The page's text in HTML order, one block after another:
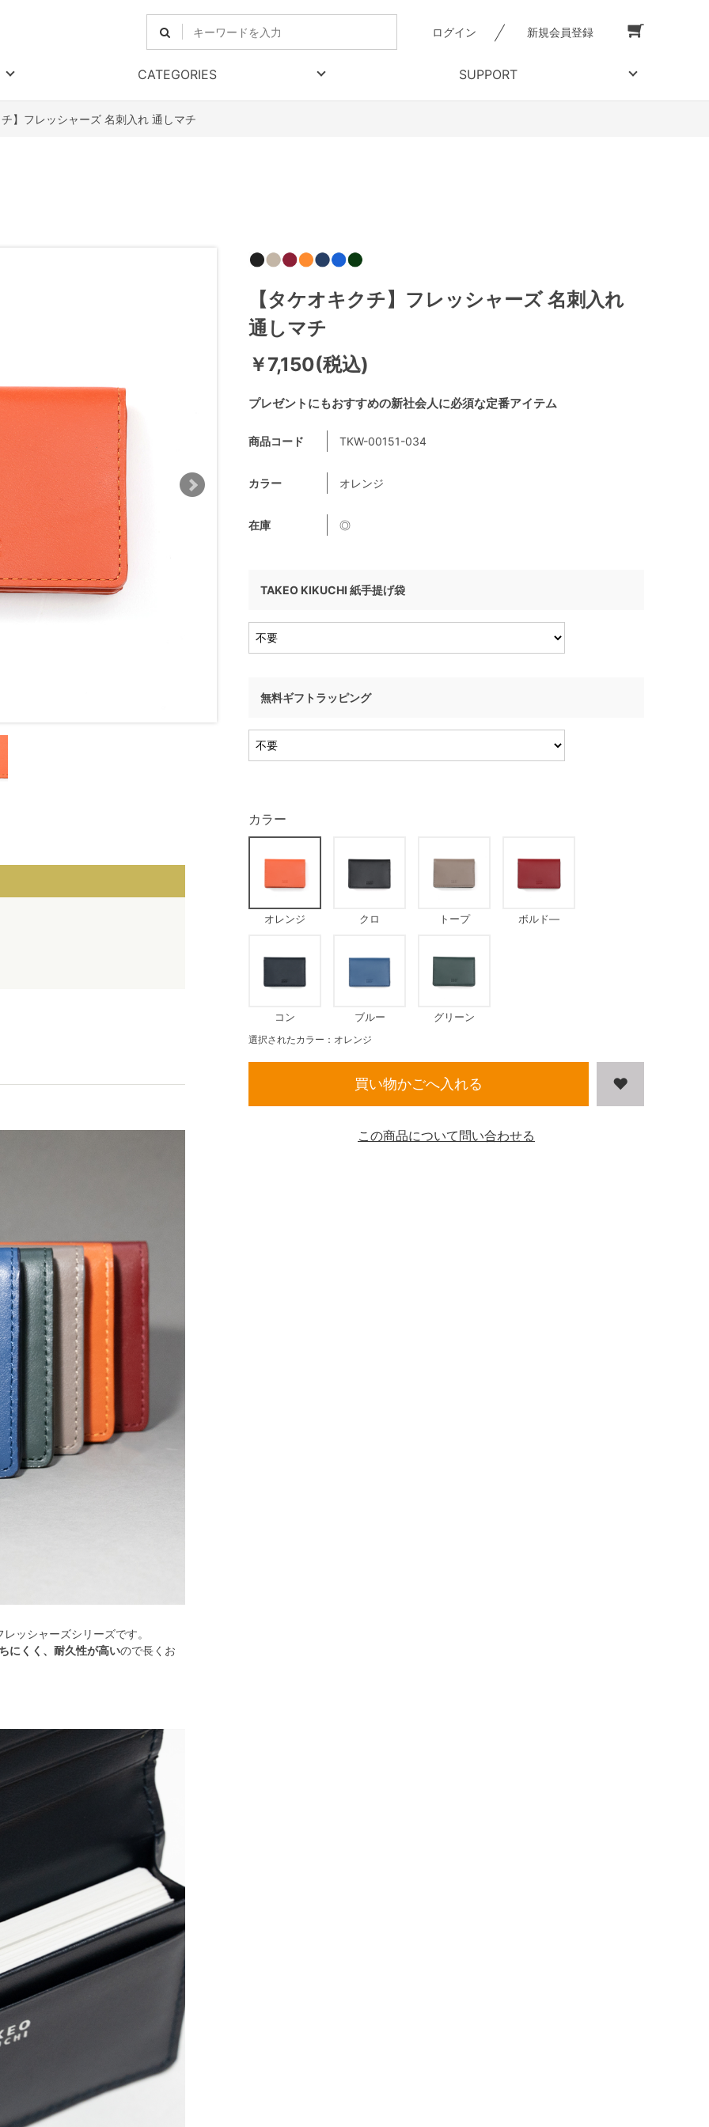
ログイン 新規会員登録
CATEGORIES SUPPORT
】フレッシャーズ 名刺入れ 通しマチ
ッシャーズシリーズです。
にくく、耐久性が高いので長くお
プレゼントにもおすすめの新社会人に必須な定番アイテム
【タケオキクチ】フレッシャーズ 名刺入れ
通しマチ
￥7,150(税込)
商品コード TKW-00151-034
カラー オレンジ
在庫 ◎
TAKEO KIKUCHI 紙手提げ袋
無料ギフトラッピング
カラー
オレンジ クロ トープ ボルド―
コン ブルー グリーン
選択されたカラー：オレンジ
買い物かごへ入れる
この商品について問い合わせる